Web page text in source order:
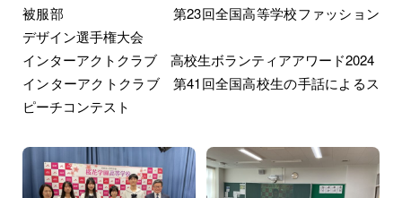
被服部 第23回全国高等学校ファッション
デザイン選手権大会
インターアクトクラブ 高校生ボランティアアワード2024
インターアクトクラブ 第41回全国高校生の手話によるス
ピーチコンテスト